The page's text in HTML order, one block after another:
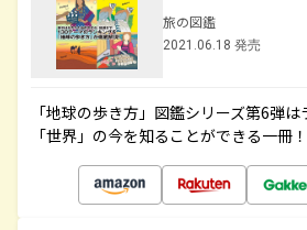
旅の図鑑
2021.06.18 発売
「地球の歩き方」図鑑シリーズ第6弾
「世界」の今を知ることができる一冊！